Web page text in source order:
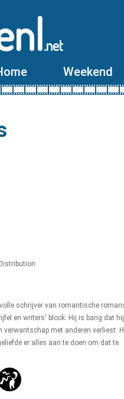
.net
Weekend
schrijver van romantische
en writers' block. Hij is bang dat
verwantschap met anderen verliest.
er alles aan te doen om dat te